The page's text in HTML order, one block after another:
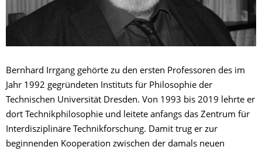
Bernhard Irrgang gehörte zu den ersten Professoren des im
Jahr 1992 gegründeten Instituts für Philosophie der
Technischen Universität Dresden. Von 1993 bis 2019 lehrte er
dort Technikphilosophie und leitete anfangs das Zentrum für
Interdisziplinäre Technikforschung. Damit trug er zur
beginnenden Kooperation zwischen der damals neuen